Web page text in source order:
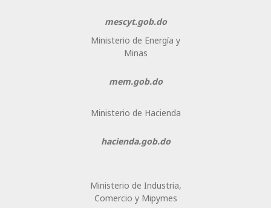
mescyt.gob.do
Ministerio de Energía y
Minas
mem.gob.do
Ministerio de Hacienda
hacienda.gob.do
Ministerio de Industria,
Comercio y Mipymes